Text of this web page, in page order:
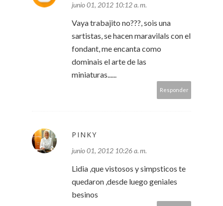
junio 01, 2012 10:12 a. m.
Vaya trabajito no???, sois una
sartistas, se hacen maravilals con el
fondant, me encanta como
dominais el arte de las
miniaturas......
Responder
PINKY
junio 01, 2012 10:26 a. m.
Lidia ,que vistosos y simpsticos te
quedaron ,desde luego geniales
besinos